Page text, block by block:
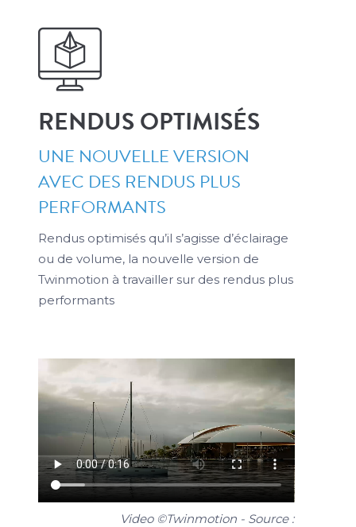
RENDUS OPTIMISÉS
UNE NOUVELLE VERSION
AVEC DES RENDUS PLUS
PERFORMANTS
Rendus optimisés qu’il s’agisse d’éclairage
ou de volume, la nouvelle version de
Twinmotion à travailler sur des rendus plus
performants
Video ©Twinmotion - Source :